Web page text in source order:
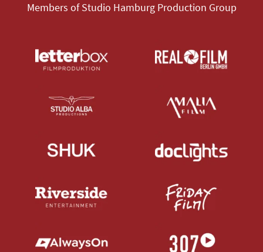
Members of Studio Hamburg Production Group